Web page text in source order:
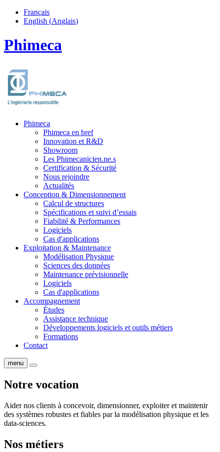
Français
English (Anglais)
Phimeca
Phimeca
Phimeca en bref
Innovation et R&D
Showroom
Les Phimecanicien.ne.s
Certification & Sécurité
Nous rejoindre
Actualités
Conception & Dimensionnement
Calcul de structures
Spécifications et suivi d’essais
Fiabilité & Performances
Logiciels
Cas d'applications
Exploitation & Maintenance
Modélisation Physique
Sciences des données
Maintenance prévisionnelle
Logiciels
Cas d'applications
Accompagnement
Études
Assistance technique
Développements logiciels et outils métiers
Formations
Contact
menu
Notre vocation
Aider nos clients à concevoir, dimensionner, exploiter et maintenir
des systèmes robustes et fiables par la modélisation physique et les
data-sciences.
Nos métiers